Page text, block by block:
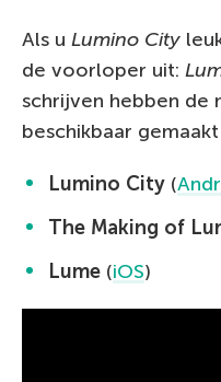
Als u Lumino City
de voorloper uit:
schrijven hebben de
beschikbaar
Lumino City (
The Making of
Lume (iOS)